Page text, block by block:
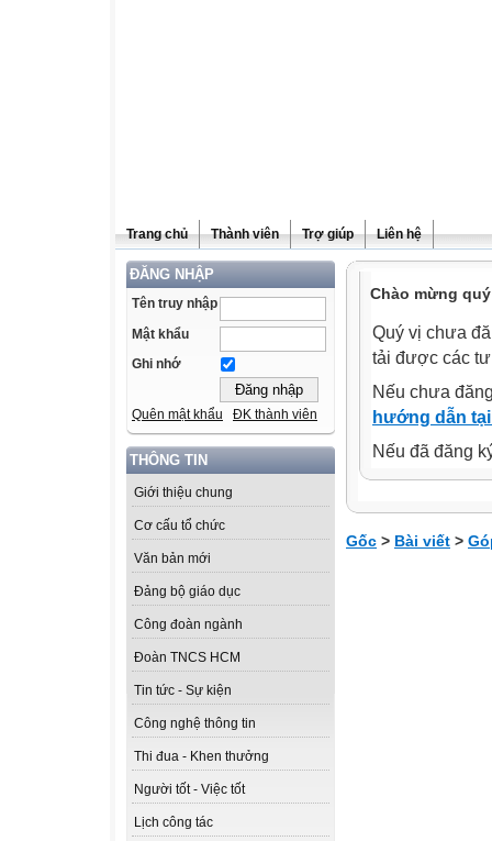
Trang chủ Thành viên Trợ giúp Liên hệ
ĐĂNG NHẬP
Tên truy nhập
Mật khẩu
Ghi nhớ
Quên mật khẩu ĐK thành viên
THÔNG TIN
Giới thiệu chung
Cơ cấu tổ chức
Văn bản mới
Đảng bộ giáo dục
Công đoàn ngành
Đoàn TNCS HCM
Tin tức - Sự kiện
Công nghệ thông tin
Thi đua - Khen thưởng
Người tốt - Việc tốt
Lịch công tác
Chào mừng
Quý vị chưa
tải được các
Nếu chưa
hướng dẫn
Nếu đã đăng
Gốc > Bài viết >